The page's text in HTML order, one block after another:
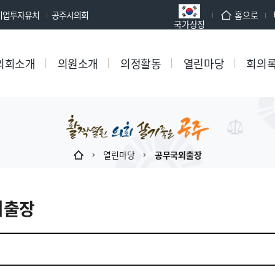
업투자유치 공주시의회
국가상징
홈으로
회소개 의원소개 의정활동 열린마당 회의
열린마당 공무국외출장
장